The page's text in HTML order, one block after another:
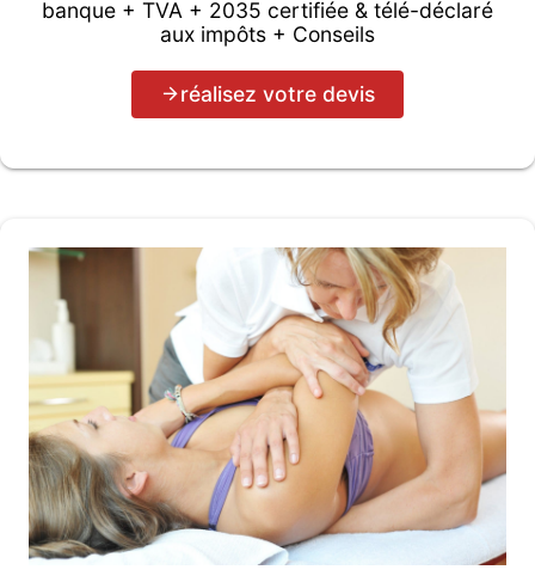
banque + TVA + 2035 certifiée & télé-déclaré
aux impôts + Conseils
réalisez votre devis